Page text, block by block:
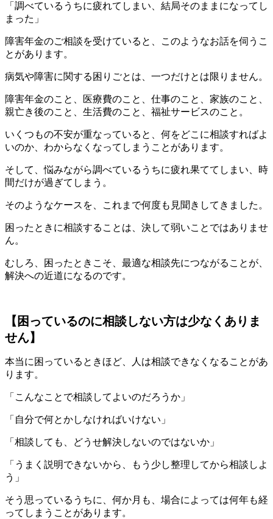
「調べているうちに疲れてしまい、結局そのままになってし
まった」
障害年金のご相談を受けていると、このようなお話を伺うこ
とがあります。
病気や障害に関する困りごとは、一つだけとは限りません。
障害年金のこと、医療費のこと、仕事のこと、家族のこと、
親亡き後のこと、生活費のこと、福祉サービスのこと。
いくつもの不安が重なっていると、何をどこに相談すればよ
いのか、わからなくなってしまうことがあります。
そして、悩みながら調べているうちに疲れ果ててしまい、時
間だけが過ぎてしまう。
そのようなケースを、これまで何度も見聞きしてきました。
困ったときに相談することは、決して弱いことではありませ
ん。
むしろ、困ったときこそ、最適な相談先につながることが、
解決への近道になるのです。
【困っているのに相談しない方は少なくありま
せん】
本当に困っているときほど、人は相談できなくなることがあ
ります。
「こんなことで相談してよいのだろうか」
「自分で何とかしなければいけない」
「相談しても、どうせ解決しないのではないか」
「うまく説明できないから、もう少し整理してから相談しよ
う」
そう思っているうちに、何か月も、場合によっては何年も経
ってしまうことがあります。